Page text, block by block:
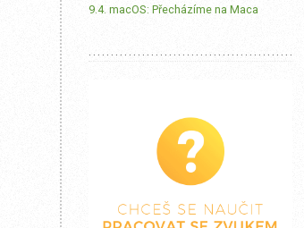
9.4. macOS: Přecházíme na Maca